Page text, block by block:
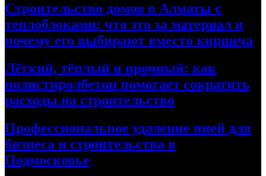
Строительство домов в Алматы с
теплоблоками: что это за материал и
почему его выбирают вместо кирпича
Лёгкий, тёплый и прочный: как
полистиролбетон помогает сократить
расходы на строительство
Профессиональное удаление пней для
бизнеса и строительства в
Подмосковье